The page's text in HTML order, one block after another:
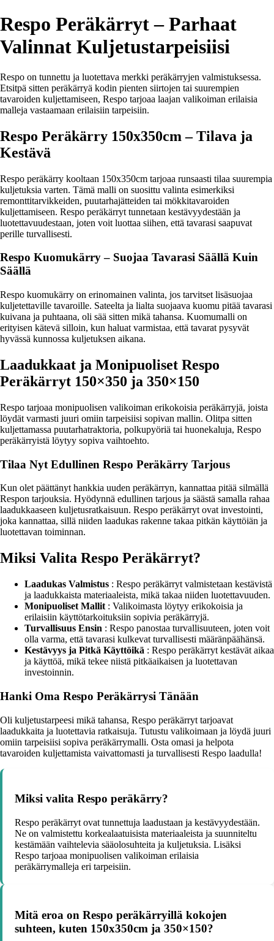
Respo Peräkärryt – Parhaat
Valinnat Kuljetustarpeisiisi
Respo on tunnettu ja luotettava merkki peräkärryjen valmistuksessa.
Etsitpä sitten peräkärryä kodin pienten siirtojen tai suurempien
tavaroiden kuljettamiseen, Respo tarjoaa laajan valikoiman erilaisia
malleja vastaamaan erilaisiin tarpeisiin.
Respo Peräkärry 150x350cm – Tilava ja
Kestävä
Respo peräkärry kooltaan 150x350cm tarjoaa runsaasti tilaa suurempia
kuljetuksia varten. Tämä malli on suosittu valinta esimerkiksi
remonttitarvikkeiden, puutarhajätteiden tai mökkitavaroiden
kuljettamiseen. Respo peräkärryt tunnetaan kestävyydestään ja
luotettavuudestaan, joten voit luottaa siihen, että tavarasi saapuvat
perille turvallisesti.
Respo Kuomukärry – Suojaa Tavarasi Säällä Kuin
Säällä
Respo kuomukärry on erinomainen valinta, jos tarvitset lisäsuojaa
kuljetettaville tavaroille. Sateelta ja lialta suojaava kuomu pitää tavarasi
kuivana ja puhtaana, oli sää sitten mikä tahansa. Kuomumalli on
erityisen kätevä silloin, kun haluat varmistaa, että tavarat pysyvät
hyvässä kunnossa kuljetuksen aikana.
Laadukkaat ja Monipuoliset Respo
Peräkärryt 150×350 ja 350×150
Respo tarjoaa monipuolisen valikoiman erikokoisia peräkärryjä, joista
löydät varmasti juuri omiin tarpeisiisi sopivan mallin. Olitpa sitten
kuljettamassa puutarhatraktoria, polkupyöriä tai huonekaluja, Respo
peräkärryistä löytyy sopiva vaihtoehto.
Tilaa Nyt Edullinen Respo Peräkärry Tarjous
Kun olet päättänyt hankkia uuden peräkärryn, kannattaa pitää silmällä
Respon tarjouksia. Hyödynnä edullinen tarjous ja säästä samalla rahaa
laadukkaaseen kuljetusratkaisuun. Respo peräkärryt ovat investointi,
joka kannattaa, sillä niiden laadukas rakenne takaa pitkän käyttöiän ja
luotettavan toiminnan.
Miksi Valita Respo Peräkärryt?
Laadukas Valmistus : Respo peräkärryt valmistetaan kestävistä
ja laadukkaista materiaaleista, mikä takaa niiden luotettavuuden.
Monipuoliset Mallit : Valikoimasta löytyy erikokoisia ja
erilaisiin käyttötarkoituksiin sopivia peräkärryjä.
Turvallisuus Ensin : Respo panostaa turvallisuuteen, joten voit
olla varma, että tavarasi kulkevat turvallisesti määränpäähänsä.
Kestävyys ja Pitkä Käyttöikä : Respo peräkärryt kestävät aikaa
ja käyttöä, mikä tekee niistä pitkäaikaisen ja luotettavan
investoinnin.
Hanki Oma Respo Peräkärrysi Tänään
Oli kuljetustarpeesi mikä tahansa, Respo peräkärryt tarjoavat
laadukkaita ja luotettavia ratkaisuja. Tutustu valikoimaan ja löydä juuri
omiin tarpeisiisi sopiva peräkärrymalli. Osta omasi ja helpota
tavaroiden kuljettamista vaivattomasti ja turvallisesti Respo laadulla!
Miksi valita Respo peräkärry?
Respo peräkärryt ovat tunnettuja laadustaan ja kestävyydestään.
Ne on valmistettu korkealaatuisista materiaaleista ja suunniteltu
kestämään vaihtelevia sääolosuhteita ja kuljetuksia. Lisäksi
Respo tarjoaa monipuolisen valikoiman erilaisia
peräkärrymalleja eri tarpeisiin.
Mitä eroa on Respo peräkärryillä kokojen
suhteen, kuten 150x350cm ja 350×150?